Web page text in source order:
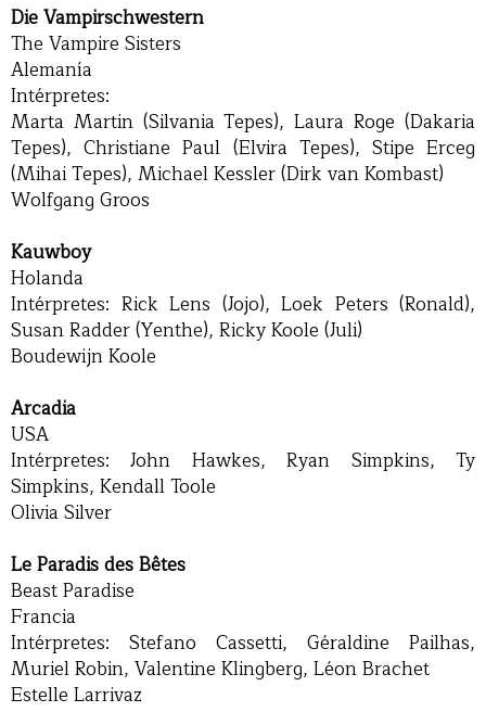
Die Vampirschwestern
The Vampire Sisters
Alemanía
Intérpretes:
Marta Martin (Silvania Tepes), Laura Roge (Dakaria
Tepes), Christiane Paul (Elvira Tepes), Stipe Erceg
(Mihai Tepes), Michael Kessler (Dirk van Kombast)
Wolfgang Groos
Kauwboy
Holanda
Intérpretes: Rick Lens (Jojo), Loek Peters (Ronald),
Susan Radder (Yenthe), Ricky Koole (Juli)
Boudewijn Koole
Arcadia
USA
Intérpretes: John Hawkes, Ryan Simpkins, Ty
Simpkins, Kendall Toole
Olivia Silver
Le Paradis des Bêtes
Beast Paradise
Francia
Intérpretes: Stefano Cassetti, Géraldine Pailhas,
Muriel Robin, Valentine Klingberg, Léon Brachet
Estelle Larrivaz